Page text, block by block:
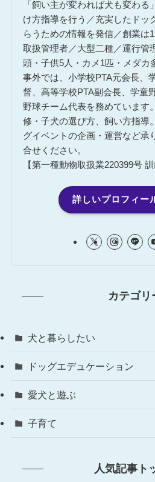
「飼い主が変われば犬も変わ
け方指導を行う／充実したドッ
らうための情報を発信／創業は
取扱管理者／大型二種／運行管
頭・子供5人・カメ1匹・メダカ
事外では、小学校PTA元会長、
督、高等学校PTA副会長、学童
野球チーム代表を務めています
修・子犬の選び方、飼い方指導
グイベントの企画・運営など承
合せください。
【第一種動物取扱業220399号 訓
詳しいプロフィー
カテゴリ
犬と暮らしたい
ドッグエデュケーション
愛犬と遊ぶ
子育て
人気記事ト